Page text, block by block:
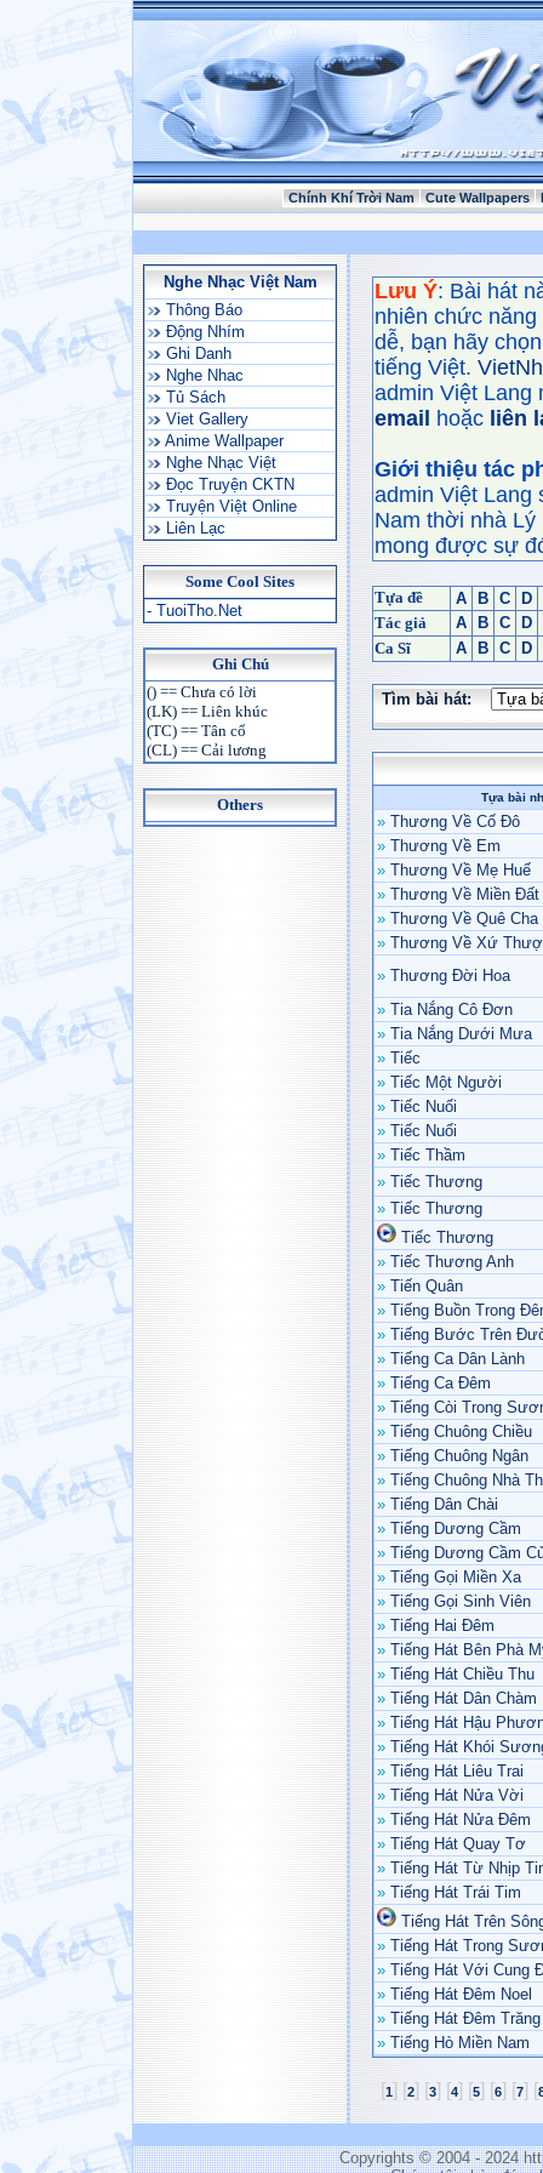
Chính Khí Trời Nam Cute Wallpapers
Nghe Nhạc Việt Nam
Thông Báo
Động Nhím
Ghi Danh
Nghe Nhac
Tủ Sách
Viet Gallery
Anime Wallpaper
Nghe Nhạc Việt
Đọc Truyện CKTN
Truyện Việt Online
Liên Lạc
Some Cool Sites
- TuoiTho.Net
Ghi Chú
() == Chưa có lời
(LK) == Liên khúc
(TC) == Tân cổ
(CL) == Cải lương
Others
Lưu Ý: Bài hát
nhiên chức
dễ, bạn hãy
tiếng Việt.
admin Việt Lang
email
hoặc liên
Giới thiệu tác
admin Việt Lang
Nam thời nhà
mong được sự
Tựa đề A B C
D
Tác giả
A B C
D
Ca Sĩ
A B C D
Tìm bài hát:
Tựa bài
» Thương Về Cố Đô
» Thương Về Em
» Thương Về Mẹ Huế
» Thương Về Miền Đất
» Thương Về Quê Cha
» Thương Về Xứ
» Thương Đời Hoa
» Tia Nắng Cô Đơn
» Tia Nắng Dưới Mưa
» Tiếc
» Tiếc Một Người
» Tiếc Nuối
» Tiếc Nuối
» Tiếc Thầm
» Tiếc Thương
» Tiếc Thương
Tiếc Thương
» Tiếc Thương Anh
» Tiến Quân
» Tiếng Buồn Trong
» Tiếng Bước Trên
» Tiếng Ca Dân Lành
» Tiếng Ca Đêm
» Tiếng Còi Trong
» Tiếng Chuông Chiều
» Tiếng Chuông Ngân
» Tiếng Chuông Nhà
» Tiếng Dân Chài
» Tiếng Dương Cầm
» Tiếng Dương Cầm
» Tiếng Gọi Miền Xa
» Tiếng Gọi Sinh Viên
» Tiếng Hai Đêm
» Tiếng Hát Bên Phà
» Tiếng Hát Chiều Thu
» Tiếng Hát Dân Chàm
» Tiếng Hát Hậu
» Tiếng Hát Khói
» Tiếng Hát Liêu Trai
» Tiếng Hát Nửa Vời
» Tiếng Hát Nửa Đêm
» Tiếng Hát Quay Tơ
» Tiếng Hát Từ Nhịp
» Tiếng Hát Trái Tim
Tiếng Hát Trên
» Tiếng Hát Trong
» Tiếng Hát Với Cung
» Tiếng Hát Đêm Noel
» Tiếng Hát Đêm Trăng
» Tiếng Hò Miền Nam
[1] [2] [3] [4] [5] [6] [7] [
Copyrights © 2004 - 2024